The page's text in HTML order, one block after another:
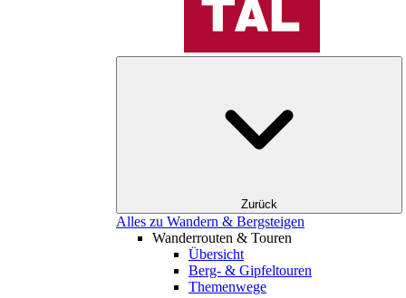
Zurück
Alles zu Wandern & Bergsteigen
Wanderrouten & Touren
Übersicht
Berg- & Gipfeltouren
Themenwege